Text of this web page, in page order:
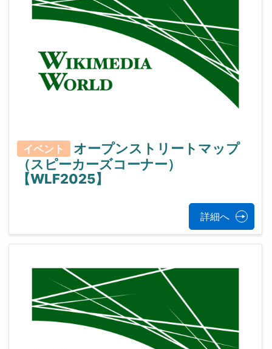
イベント
オープンストリートマップ
（スピーカーズコーナー）
【WLF2025】
詳細へ